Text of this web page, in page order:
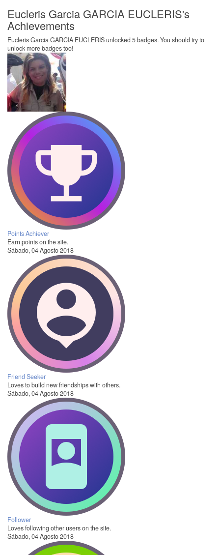
Eucleris Garcia GARCIA EUCLERIS's
Achievements
Eucleris Garcia GARCIA EUCLERIS unlocked 5 badges. You should try to
unlock more badges too!
Points Achiever
Earn points on the site.
Sábado, 04 Agosto 2018
Friend Seeker
Loves to build new friendships with others.
Sábado, 04 Agosto 2018
Follower
Loves following other users on the site.
Sábado, 04 Agosto 2018